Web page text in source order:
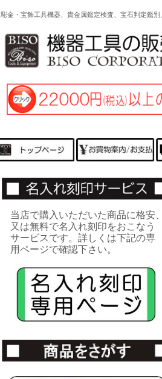
彫金・宝飾工具機器、貴金属鑑定検査、宝石判定鑑
当店で購入いただいた商品に格安、
又は無料で名入れ刻印をおこなう
サービスです。詳しくは下記の専
用ページで確認下さい。